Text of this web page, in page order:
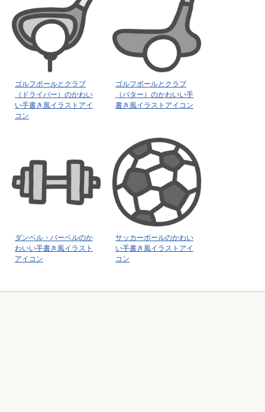
ゴルフボールとクラブ
（ドライバー）のかわい
い手書き風イラストアイ
コン
ゴルフボールとクラブ
（バター）のかわいい手
書き風イラストアイコン
ダンベル・バーベルのか
わいい手書き風イラスト
アイコン
サッカーボールのかわい
い手書き風イラストアイ
コン